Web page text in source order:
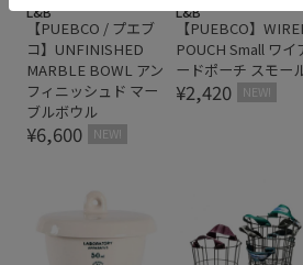
L&B
【PUEBCO / プエブ
コ】UNFINISHED
MARBLE BOWL アン
フィニッシュド マー
ブルボウル
¥6,600 NEW!
L&B
【PUEBCO】
POUCH Small ワイ
ードポーチ スモー
¥2,420 NEW!